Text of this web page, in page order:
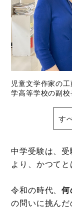
児童文学作家の
学高等学校の副校
す
中学受験は、
より、かつて
令和の時代、何
の問いに挑んだ